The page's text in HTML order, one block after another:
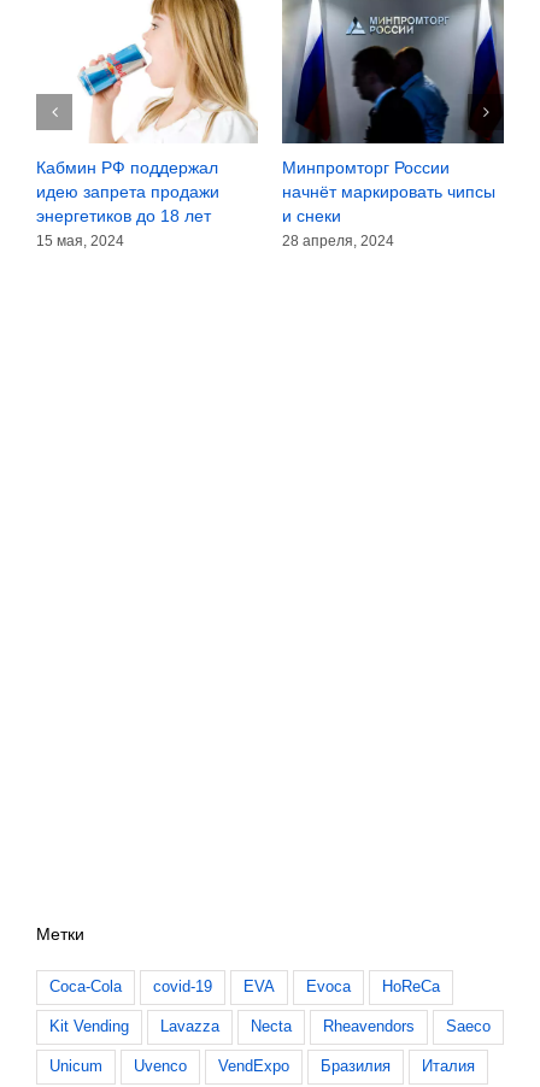
Кабмин РФ поддержал
идею запрета продажи
энергетиков до 18 лет
15 мая, 2024
Минпромторг России
начнёт маркировать чипсы
и снеки
28 апреля, 2024
Метки
Coca-Cola covid-19 EVA Evoca HoReCa
Kit Vending Lavazza Necta Rheavendors Saeco
Unicum Uvenco VendExpo Бразилия Италия